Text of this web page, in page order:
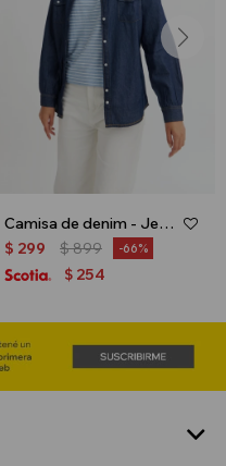
Camisa de denim - Jean medio
$ 299 $899 66
$ 254